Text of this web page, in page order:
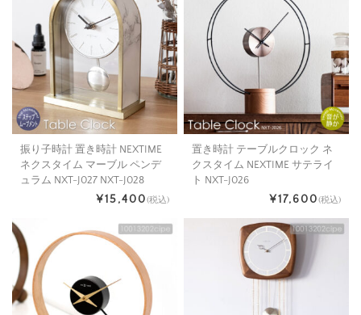
振り子時計 置き時計 NEXTIME
ネクスタイム マーブル ペンデ
ュラム NXT-J027 NXT-J028
¥15,400(税込)
置き時計 テーブルクロック ネ
クスタイム NEXTIME サテライ
ト NXT-J026
¥17,600(税込)